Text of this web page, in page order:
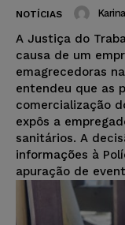
NOTÍCIAS
A Justiça do
causa de um
emagrecedoras
entendeu que as
comercialização
expôs a
sanitários. A
informações à
apuração de